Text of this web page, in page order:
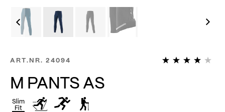
ART.NR. 24094
M PANTS AS
Slim
Fit